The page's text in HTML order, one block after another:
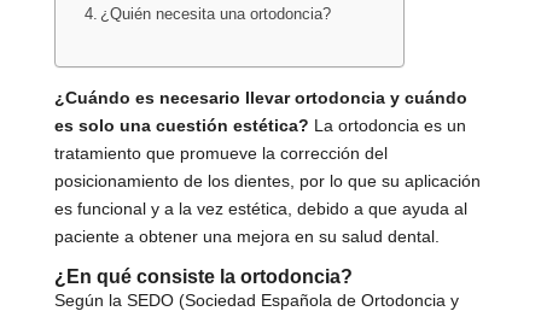
¿Quién necesita una ortodoncia?
¿Cuándo es necesario llevar ortodoncia y cuándo
es solo una cuestión estética? La ortodoncia es un
tratamiento que promueve la corrección del
posicionamiento de los dientes, por lo que su aplicación
es funcional y a la vez estética, debido a que ayuda al
paciente a obtener una mejora en su salud dental.
¿En qué consiste la ortodoncia?
Según la SEDO (Sociedad Española de Ortodoncia y